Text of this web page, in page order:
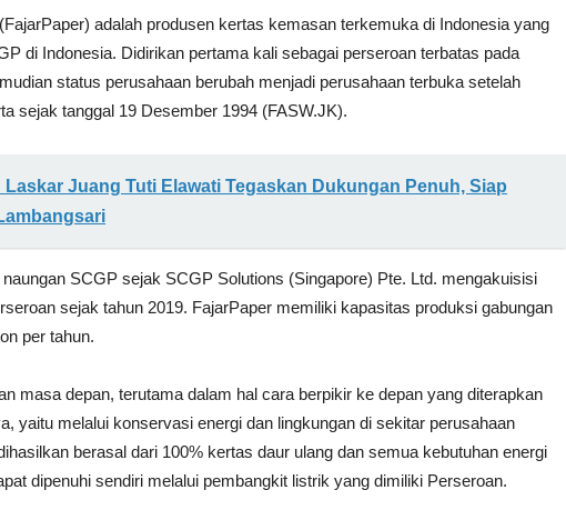
adalah produsen kertas kemasan terkemuka di Indonesia yang
di Indonesia. Didirikan pertama kali sebagai perseroan terbatas pada
status perusahaan berubah menjadi perusahaan terbuka setelah
sejak tanggal 19 Desember 1994 (FASW.JK).
Laskar Juang Tuti Elawati Tegaskan Dukungan Penuh, Siap
SCGP sejak SCGP Solutions (Singapore) Pte. Ltd. mengakuisisi
sejak tahun 2019. FajarPaper memiliki kapasitas produksi gabungan
per tahun.
masa depan, terutama dalam hal cara berpikir ke depan yang diterapkan
yaitu melalui konservasi energi dan lingkungan di sekitar perusahaan
berasal dari 100% kertas daur ulang dan semua kebutuhan energi
dipenuhi sendiri melalui pembangkit listrik yang dimiliki Perseroan.